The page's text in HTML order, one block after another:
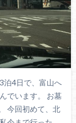
泊4日で、富山へ
でいます。 お墓
今回初めて、北